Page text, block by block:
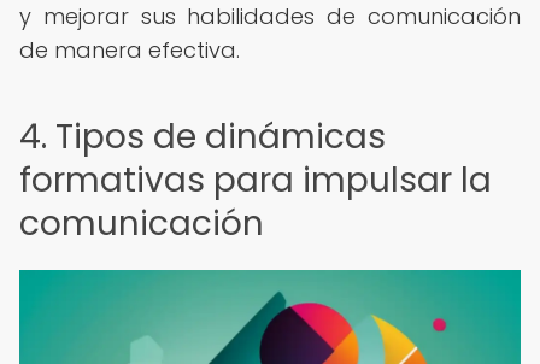
y mejorar sus habilidades de comunicación
de manera efectiva.
4. Tipos de dinámicas
formativas para impulsar la
comunicación